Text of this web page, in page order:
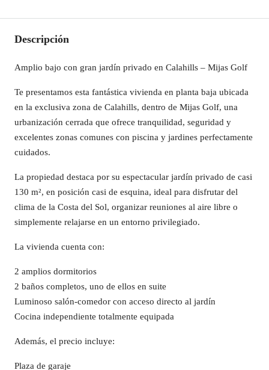
Descripción
Amplio bajo con gran jardín privado en Calahills – Mijas Golf
Te presentamos esta fantástica vivienda en planta baja ubicada
en la exclusiva zona de Calahills, dentro de Mijas Golf, una
urbanización cerrada que ofrece tranquilidad, seguridad y
excelentes zonas comunes con piscina y jardines perfectamente
cuidados.
La propiedad destaca por su espectacular jardín privado de casi
130 m², en posición casi de esquina, ideal para disfrutar del
clima de la Costa del Sol, organizar reuniones al aire libre o
simplemente relajarse en un entorno privilegiado.
La vivienda cuenta con:
2 amplios dormitorios
2 baños completos, uno de ellos en suite
Luminoso salón-comedor con acceso directo al jardín
Cocina independiente totalmente equipada
Además, el precio incluye:
Plaza de garaje